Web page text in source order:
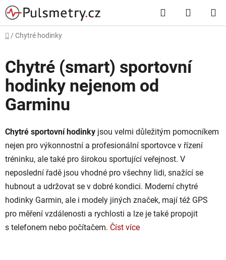
Přejít
na
obsah
Hledat
KOŠÍK
Domů
/ Chytré hodinky
Chytré (smart) sportovní
hodinky nejenom od
Garminu
Chytré sportovní hodinky jsou velmi důležitým pomocníkem
nejen pro výkonnostní a profesionální sportovce v řízení
tréninku, ale také pro širokou sportující veřejnost. V
neposlední řadě jsou vhodné pro všechny lidi, snažící se
hubnout a udržovat se v dobré kondici. Moderní chytré
hodinky Garmin, ale i modely jiných značek, mají též GPS
pro měření vzdálenosti a rychlosti a lze je také propojit
s telefonem nebo počítačem. Číst více